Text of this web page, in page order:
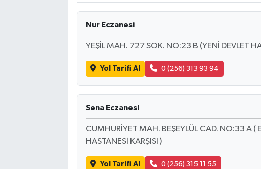
Nur Eczanesi
YEŞİL MAH. 727 SOK. NO:23 B (YENİ DEVLET
Yol Tarifi Al 0 (256) 313 93 94
Sena Eczanesi
CUMHURİYET MAH. BEŞEYLÜL CAD. NO:33 A (
HASTANESİ KARŞISI )
Yol Tarifi Al 0 (256) 315 11 55